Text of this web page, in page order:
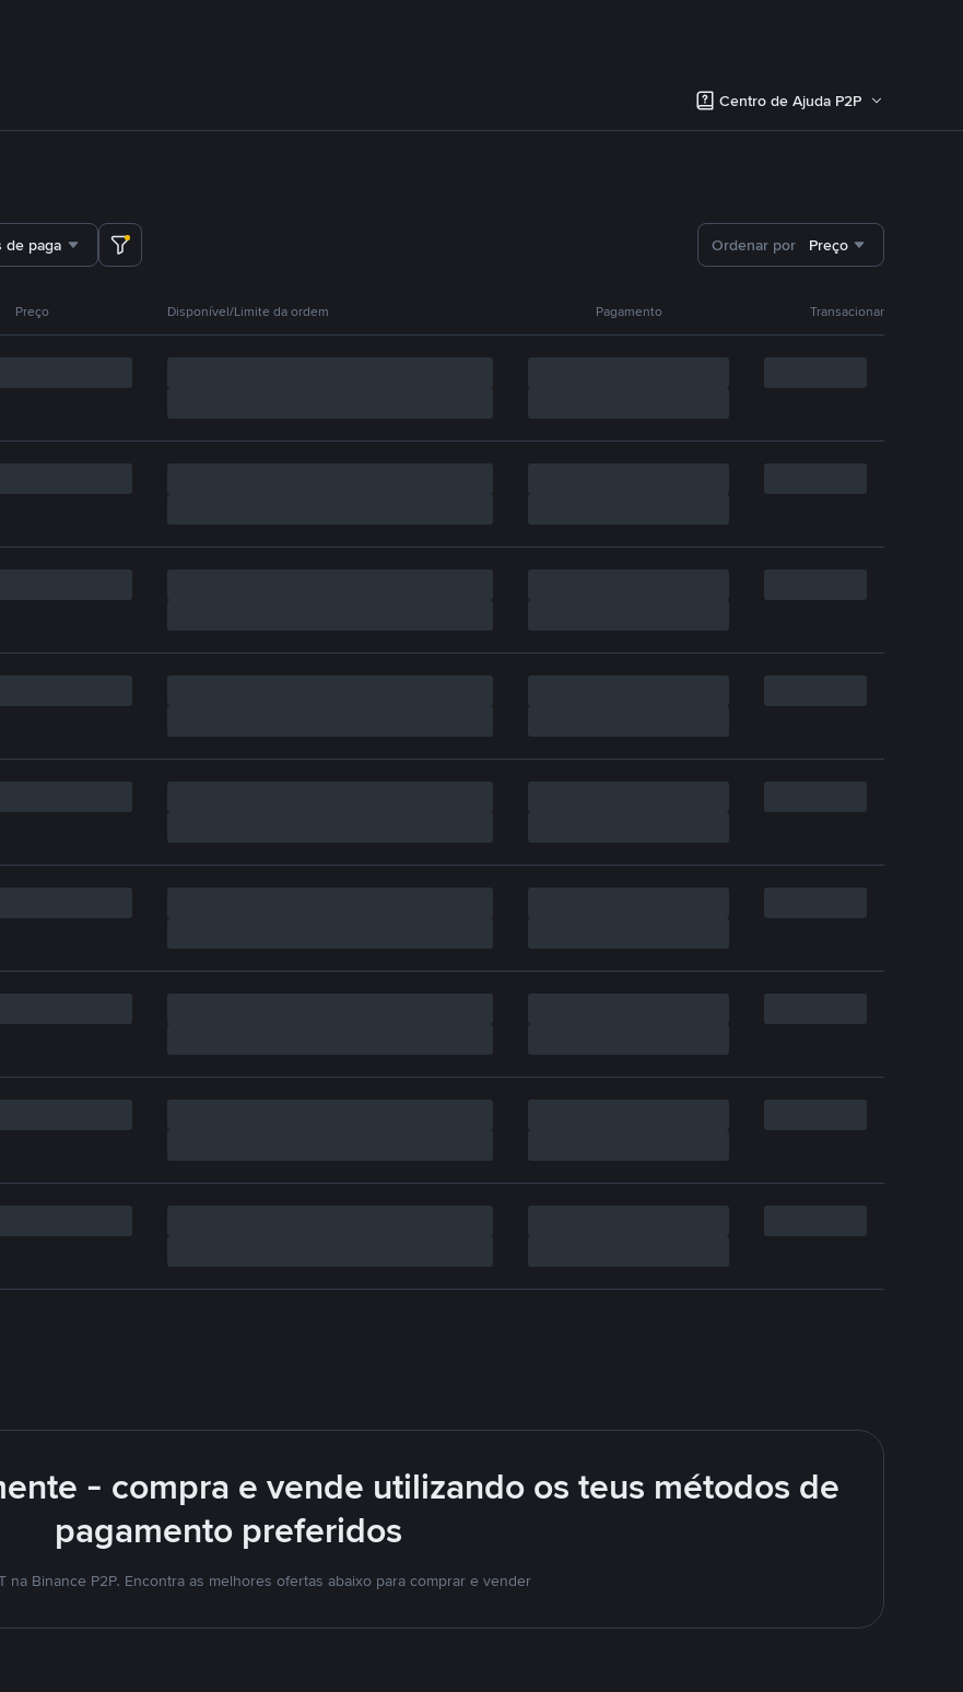
Centro de Ajuda P2P
pagamento Ordenar por Preço
Preço Disponível/Limite da ordem Pagamento Transacionar
- compra e vende utilizando os teus métodos de
pagamento preferidos
na Binance P2P. Encontra as melhores ofertas abaixo para comprar e vender